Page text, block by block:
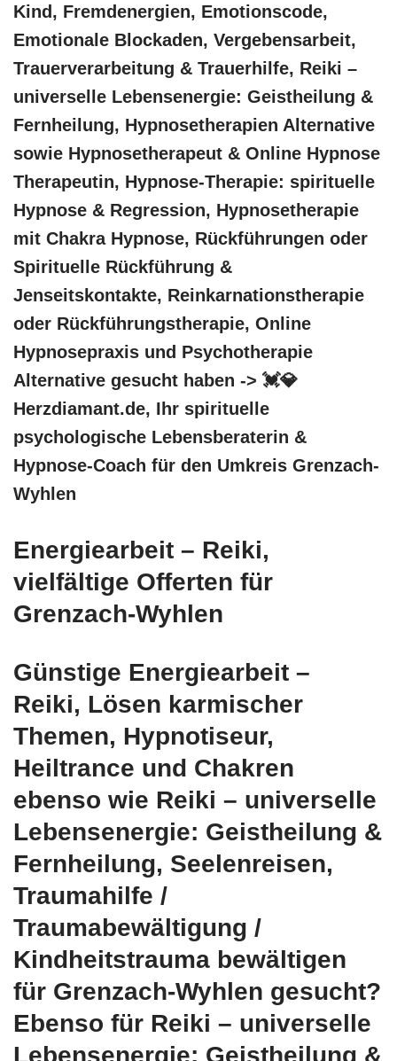
Kind, Fremdenergien, Emotionscode,
Emotionale Blockaden, Vergebensarbeit,
Trauerverarbeitung & Trauerhilfe, Reiki –
universelle Lebensenergie: Geistheilung &
Fernheilung, Hypnosetherapien Alternative
sowie Hypnosetherapeut & Online Hypnose
Therapeutin, Hypnose-Therapie: spirituelle
Hypnose & Regression, Hypnosetherapie
mit Chakra Hypnose, Rückführungen oder
Spirituelle Rückführung &
Jenseitskontakte, Reinkarnationstherapie
oder Rückführungstherapie, Online
Hypnosepraxis und Psychotherapie
Alternative gesucht haben -> 💓️💎
Herzdiamant.de, Ihr spirituelle
psychologische Lebensberaterin &
Hypnose-Coach für den Umkreis Grenzach-
Wyhlen
Energiearbeit – Reiki,
vielfältige Offerten für
Grenzach-Wyhlen
Günstige Energiearbeit –
Reiki, Lösen karmischer
Themen, Hypnotiseur,
Heiltrance und Chakren
ebenso wie Reiki – universelle
Lebensenergie: Geistheilung &
Fernheilung, Seelenreisen,
Traumahilfe /
Traumabewältigung /
Kindheitstrauma bewältigen
für Grenzach-Wyhlen gesucht?
Ebenso für Reiki – universelle
Lebensenergie: Geistheilung &